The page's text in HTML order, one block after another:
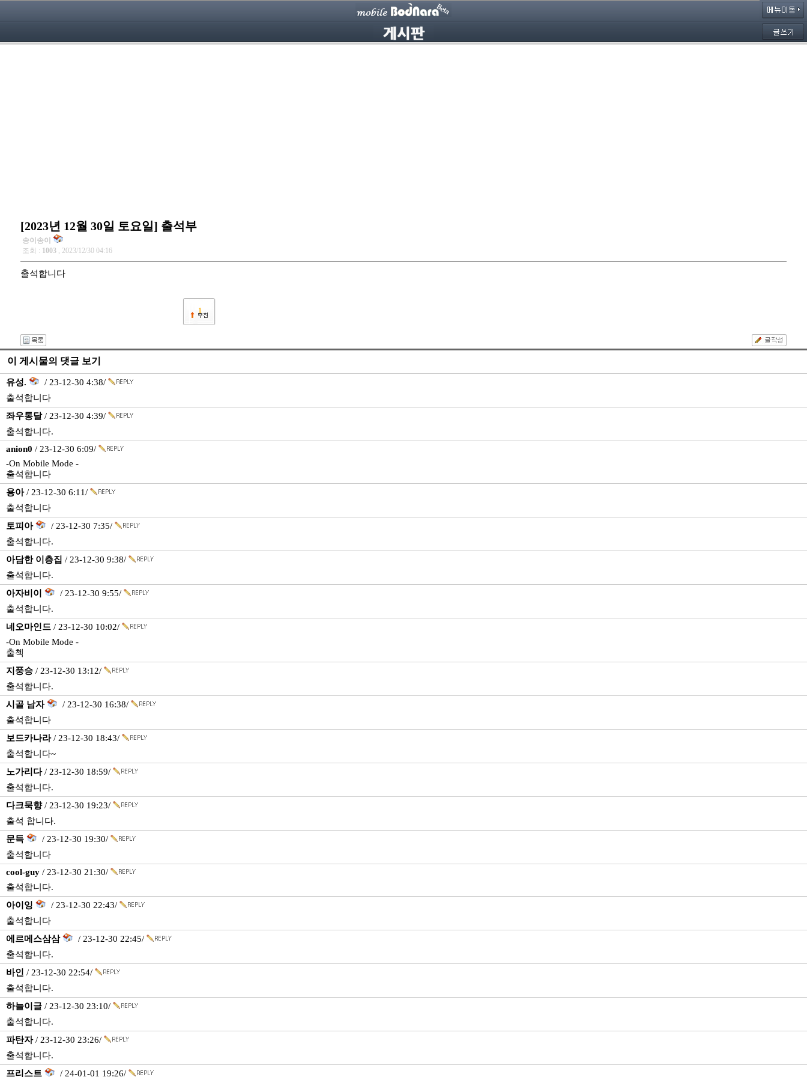
[2023년 12월 30일 토요일] 출석부
송이송이
조회 : 1003 , 2023/12/30 04:16
출석합니다
1
이 게시물의 댓글 보기
유성.
/ 23-12-30 4:38/
출석합니다
좌우통달/ 23-12-30 4:39/
출석합니다.
anion0 / 23-12-30 6:09/
-On Mobile Mode -
출석합니다
용아/ 23-12-30 6:11/
출석합니다
토피아
/ 23-12-30 7:35/
출석합니다.
아담한 이층집 / 23-12-30 9:38/
출석합니다.
아자비이
/ 23-12-30 9:55/
출석합니다.
네오마인드 / 23-12-30 10:02/
-On Mobile Mode -
출첵
지풍승 / 23-12-30 13:12/
출석합니다.
시골 남자
/ 23-12-30 16:38/
출석합니다
보드카나라/ 23-12-30 18:43/
출석합니다~
노가리다/ 23-12-30 18:59/
출석합니다.
다크묵향/ 23-12-30 19:23/
출석 합니다.
문득
/ 23-12-30 19:30/
출석합니다
cool-guy / 23-12-30 21:30/
출석합니다.
아이잉
/ 23-12-30 22:43/
출석합니다
에르메스삼삼
/ 23-12-30 22:45/
출석합니다.
바인 / 23-12-30 22:54/
출석합니다.
하늘이글 / 23-12-30 23:10/
출석합니다.
파탄자/ 23-12-30 23:26/
출석합니다.
프리스트
/ 24-01-01 19:26/